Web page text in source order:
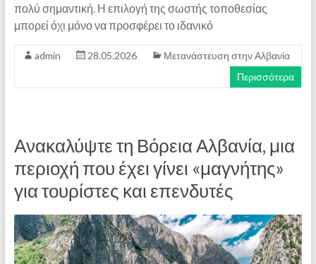
πολύ σημαντική. Η επιλογή της σωστής τοποθεσίας
μπορεί όχι μόνο να προσφέρει το ιδανικό
admin 28.05.2026
Μετανάστευση στην Αλβανία
Περισσότερα
Ανακαλύψτε τη Βόρεια Αλβανία, μια
περιοχή που έχει γίνει «μαγνήτης»
για τουρίστες και επενδυτές